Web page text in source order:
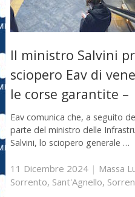
Il ministro Salvini
sciopero Eav di
le corse garantite –
Eav comunica che, a seguito
parte del ministro delle
Salvini, lo sciopero generale …
11 Dicembre 2024| Massa
Sorrento, Sant'Agnello,